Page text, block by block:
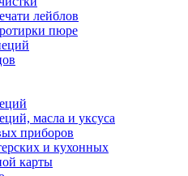
лейблов
пюре
масла и уксуса
приборов
и кухонных
карты